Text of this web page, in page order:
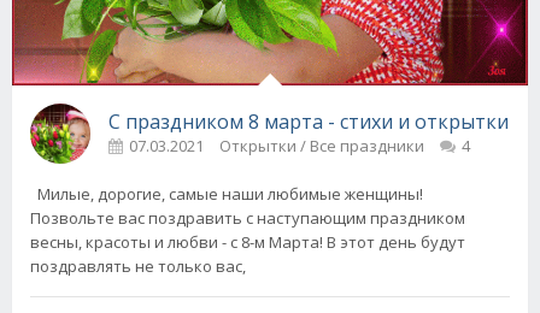
С праздником 8 марта - стихи и открытки
07.03.2021 Открытки / Все праздники 4
Милые, дорогие, самые наши любимые женщины!
Позвольте вас поздравить с наступающим праздником
весны, красоты и любви - с 8-м Марта! В этот день будут
поздравлять не только вас,